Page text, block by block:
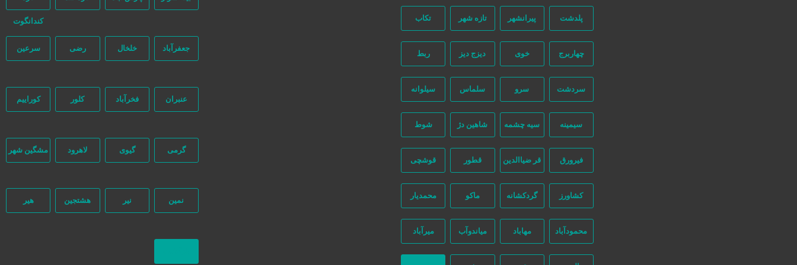
پلدشت پیرانشهر تازه شهر تکاب
چهاربرج خوی دیزج دیز ربط
سردشت سرو سلماس سیلوانه
سیمینه سیه چشمه شاهین دژ شوط
فیرورق قر ضیاالدین قطور قوشچی
کشاورز گردکشانه ماکو محمدیار
محمودآباد مهاباد میاندوآب میرآباد
کندانگوت
جعفرآباد خلخال رضی سرعین
عنبران فخرآباد کلور کوراییم
گرمی گیوی لاهرود مشگین شهر
نمین نیر هشتجین هیر